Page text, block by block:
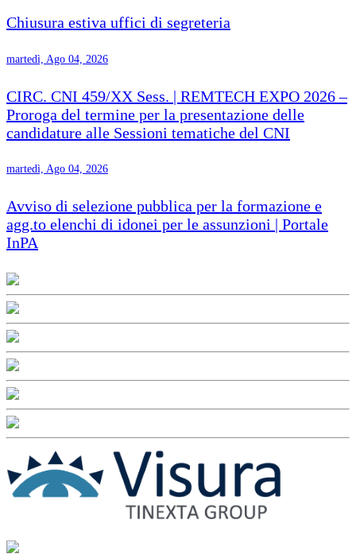
Chiusura estiva uffici di segreteria
martedì, Ago 04, 2026
CIRC. CNI 459/XX Sess. | REMTECH EXPO 2026 –
Proroga del termine per la presentazione delle
candidature alle Sessioni tematiche del CNI
martedì, Ago 04, 2026
Avviso di selezione pubblica per la formazione e
agg.to elenchi di idonei per le assunzioni | Portale
InPA